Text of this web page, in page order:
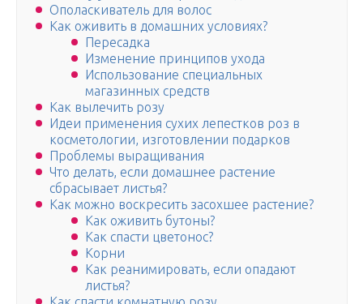
Ополаскиватель для волос
Как оживить в домашних условиях?
Пересадка
Изменение принципов ухода
Использование специальных
магазинных средств
Как вылечить розу
Идеи применения сухих лепестков роз в
косметологии, изготовлении подарков
Проблемы выращивания
Что делать, если домашнее растение
сбрасывает листья?
Как можно воскресить засохшее растение?
Как оживить бутоны?
Как спасти цветонос?
Корни
Как реанимировать, если опадают
листья?